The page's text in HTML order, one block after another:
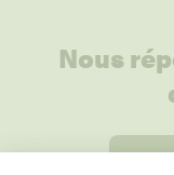
Nous